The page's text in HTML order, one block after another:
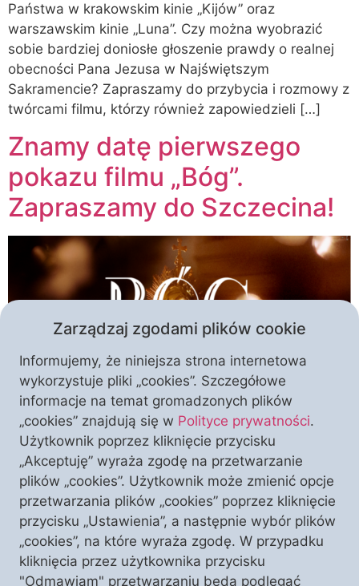
Państwa w krakowskim kinie „Kijów” oraz
warszawskim kinie „Luna”. Czy można wyobrazić
sobie bardziej doniosłe głoszenie prawdy o realnej
obecności Pana Jezusa w Najświętszym
Sakramencie? Zapraszamy do przybycia i rozmowy z
twórcami filmu, którzy również zapowiedzieli […]
Znamy datę pierwszego
pokazu filmu „Bóg”.
Zapraszamy do Szczecina!
Oto ten moment: mamy dla Państwa zaproszenie na
premierowy pokaz filmu „Bóg” w reżyserii Krystiana
Kratiuka i Mateusza Ochmana. Ta niezwykła
produkcja Stowarzyszenia Ks. Piotra Skargi została
w pełni sfinansowana przez darczyńców
Stowarzyszenia. Wychodząc naprzeciw ich
oczekiwaniom, organizujemy dla Państwa w sobotę
26 marca specjalny pokaz w Szczecinie. To pierwsza
z serii publicznych emisji filmu […]
Zarządzaj zgodami plików cookie
Informujemy, że niniejsza strona internetowa
wykorzystuje pliki „cookies”. Szczegółowe
informacje na temat gromadzonych plików
„cookies” znajdują się w Polityce prywatności.
Użytkownik poprzez kliknięcie przycisku
„Akceptuję” wyraża zgodę na przetwarzanie
plików „cookies”. Użytkownik może zmienić opcje
przetwarzania plików „cookies” poprzez kliknięcie
przycisku „Ustawienia”, a następnie wybór plików
„cookies”, na które wyraża zgodę. W przypadku
kliknięcia przez użytkownika przycisku
"Odmawiam" przetwarzaniu będą podlegać